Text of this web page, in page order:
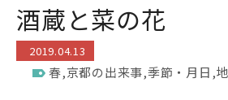
酒蔵と菜の花
2019.04.13
春,京都の出来事,季節・月日 ,